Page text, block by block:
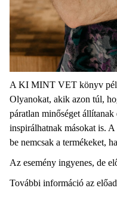
A KI MINT VET könyv
Olyanokat, akik azon túl,
páratlan minőséget
inspirálhatnak másokat is.
be nemcsak a termékeket,
Az esemény ingyenes, de
További információ az